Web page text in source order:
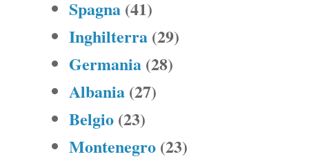
Spagna (41)
Inghilterra (29)
Germania (28)
Albania (27)
Belgio (23)
Montenegro (23)